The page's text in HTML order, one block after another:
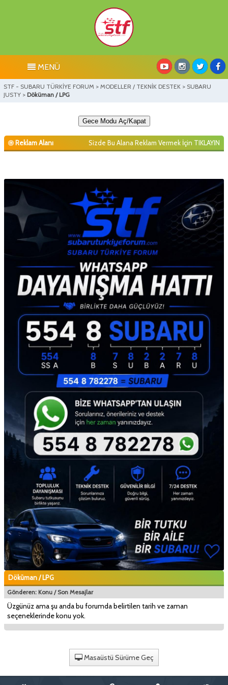
MENÜ
STF - SUBARU TÜRKİYE FORUM > MODELLER / TEKNİK DESTEK > SUBARU
JUSTY > Döküman / LPG
Gece Modu Aç/Kapat
Reklam Alanı Sizde Bu Alana Reklam Vermek İçin TIKLAYIN
Döküman / LPG
Gönderen: Konu / Son Mesajlar
Üzgünüz ama şu anda bu forumda belirtilen tarih ve zaman
seçeneklerinde konu yok.
Masaüstü Sürüme Geç